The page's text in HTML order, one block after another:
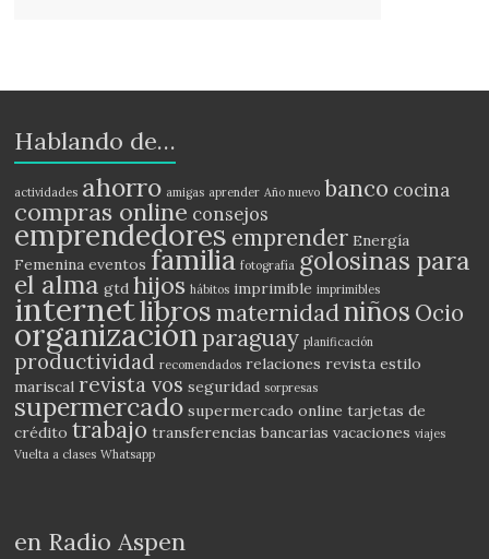
Hablando de…
actividades ahorro amigas aprender Año nuevo banco cocina
compras online consejos
emprendedores emprender Energía
Femenina eventos familia fotografía golosinas para
el alma gtd hijos hábitos imprimible imprimibles
internetlibros maternidadniños Ocio
organizaciónparaguay planificación
productividad recomendados relaciones revista estilo
mariscal revista vos seguridad sorpresas
supermercado supermercado online tarjetas de
crédito trabajo transferencias bancarias vacaciones viajes
Vuelta a clases Whatsapp
en Radio Aspen